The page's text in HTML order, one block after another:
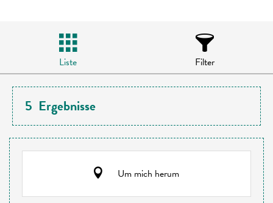
Liste Filter
5 Ergebnisse
Um mich herum